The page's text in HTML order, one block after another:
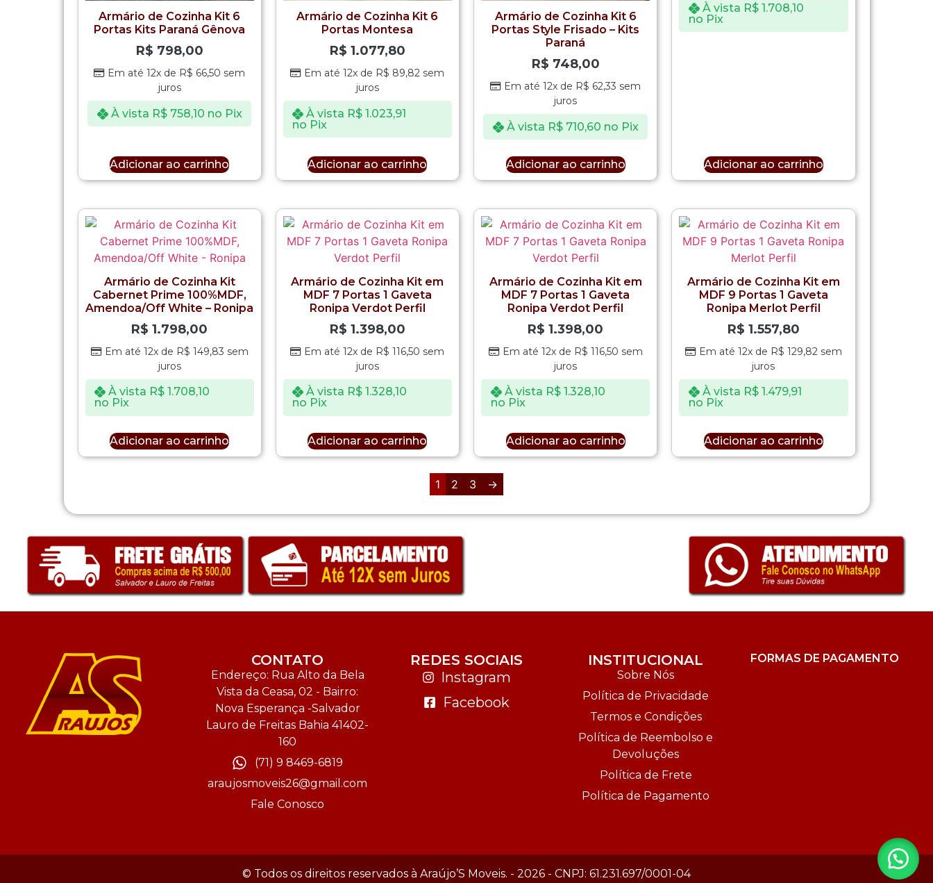
Armário de Cozinha Kit 6
Portas Kits Paraná Gênova
R$ 798,00
Em até 12x de R$ 66,50 sem
juros
À vista R$758,10 no Pix
Adicionar ao carrinho
Armário de Cozinha Kit 6
Portas Montesa
R$ 1.077,80
Em até 12x de R$ 89,82 sem
juros
À vista R$ 1.023,91
no Pix
Adicionar ao carrinho
Armário de Cozinha Kit 6
Portas Style Frisado – Kits
Paraná
R$ 748,00
Em até 12x de R$ 62,33 sem
juros
À vista R$710,60 no Pix
Adicionar ao carrinho
À vista R$1.708,10
no Pix
Adicionar ao carrinho
Armário de Cozinha Kit
Cabernet Prime 100%MDF,
Amendoa/Off White – Ronipa
R$ 1.798,00
Em até 12x de R$ 149,83 sem
juros
À vista R$ 1.708,10
no Pix
Adicionar ao carrinho
Armário de Cozinha Kit em
MDF 7 Portas 1 Gaveta
Ronipa Verdot Perfil
R$ 1.398,00
Em até 12x de R$ 116,50 sem
juros
À vista R$ 1.328,10
no Pix
Adicionar ao carrinho
Armário de Cozinha Kit em
MDF 7 Portas 1 Gaveta
Ronipa Verdot Perfil
R$ 1.398,00
Em até 12x de R$ 116,50 sem
juros
À vista R$1.328,10
no Pix
Adicionar ao carrinho
Armário de Cozinha Kit em
MDF 9 Portas 1 Gaveta
Ronipa Merlot Perfil
R$ 1.557,80
Em até 12x de R$ 129,82sem
juros
À vista R$1.479,91
no Pix
Adicionar ao carrinho
1 2 3 →
CONTATO
Endereço: Rua Alto da Bela
Vista da Ceasa, 02 - Bairro:
Nova Esperança -Salvador
Lauro de Freitas Bahia 41402-
160
(71) 9 8469-6819
araujosmoveis26@gmail.com
Fale Conosco
REDES SOCIAIS
Instagram
Facebook
INSTITUCIONAL
Sobre Nós
Política de Privacidade
Termos e Condições
Política de Reembolso e
Devoluções
Política de Frete
Política de Pagamento
FORMAS DE PAGAMENTO
© Todos os direitos reservados à Araújo’S Moveis. - 2026 - CNPJ: 61.231.697/0001-04